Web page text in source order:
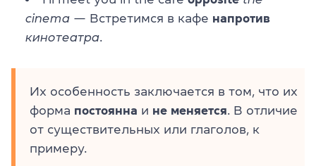
cinema — Встретимся в кафе напротив
кинотеатра
Их особенность заключается в том, что их
форма постоянна и не меняется . В отличие
от существительных или глаголов, к
примеру.